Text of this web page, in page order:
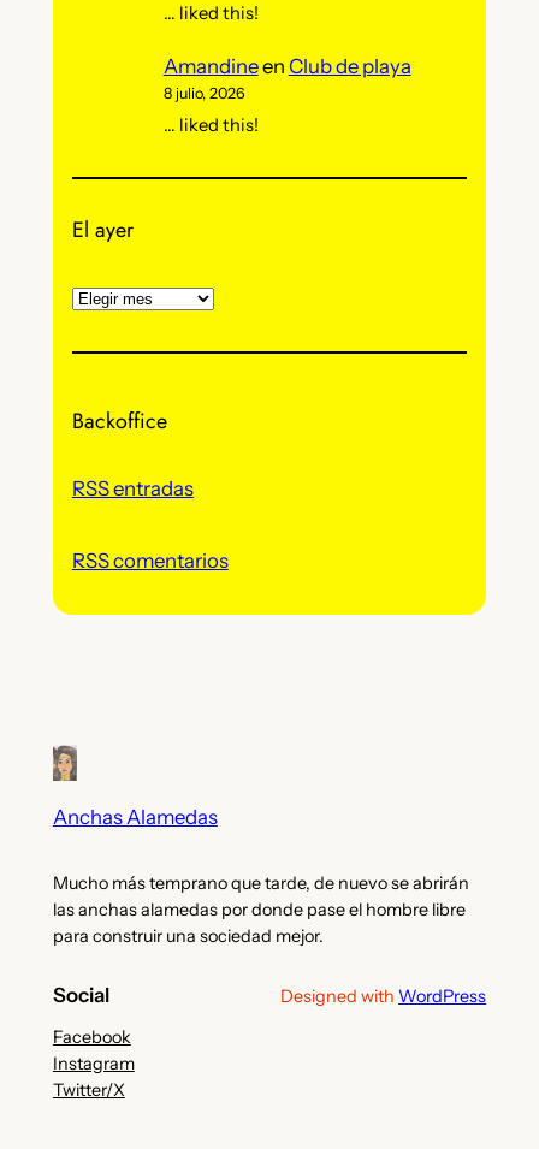
… liked this!
Amandineen Club de playa
8 julio, 2026
… liked this!
El ayer
A
c
i
o
Backoffice
RSS entradas
RSS comentarios
Anchas Alamedas
Mucho más temprano que tarde, de nuevo se abrirán
las anchas alamedas por donde pase el hombre libre
para construir una sociedad mejor.
Social
Facebook
Instagram
Twitter/X
Designed with WordPress